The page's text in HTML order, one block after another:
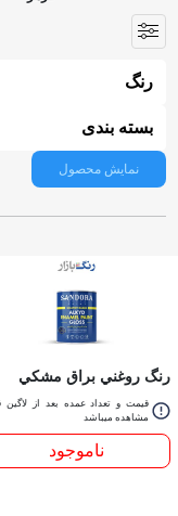
رنگ
بسته بندی
نمایش محصول
رنگ روغني براق مشكي
ساندورا کد 700ربعي
قیمت و تعداد عمده بعد از لاگین
مشاهده میباشد
ناموجود